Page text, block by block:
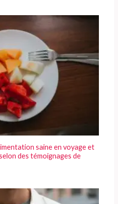
saine en voyage et
des témoignages de